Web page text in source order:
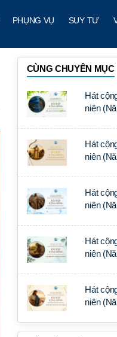
PHỤNG VỤ SUY TƯ
CÙNG CHUYÊN MỤC
Hát
niên
Hát
niên
Hát
niên
Hát
niên
Hát
niên